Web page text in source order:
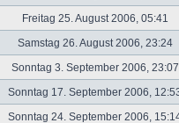
Freitag 25. August 2006, 05:41
Samstag 26. August 2006, 23:24
Sonntag 3. September 2006,
Sonntag 17. September 2006,
Sonntag 24. September 2006,